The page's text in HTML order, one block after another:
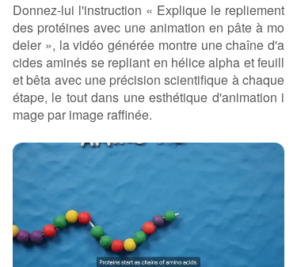
Donnez-lui l'instruction « Explique le repliement
des protéines avec une animation en pâte à mo
deler », la vidéo générée montre une chaîne d'a
cides aminés se repliant en hélice alpha et feuill
et bêta avec une précision scientifique à chaque
étape, le tout dans une esthétique d'animation i
mage par image raffinée.